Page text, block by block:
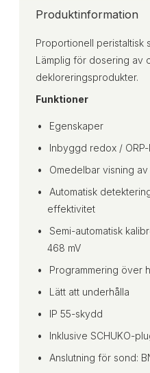
Produktinformation
Proportionell peristaltisk
Lämplig för dosering av
dekloreringsprodukter.
Funktioner
Egenskaper
Inbyggd redox /
Omedelbar visning
Automatisk
effektivitet
Semi-automatisk
468 mV
Programmering över
Lätt att underhålla
IP 55-skydd
Inklusive SCHUKO-
Anslutning för sond: